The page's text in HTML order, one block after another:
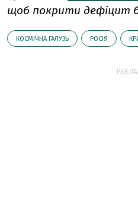
щоб покрити дефіцит
КОСМІЧНА ГАЛУЗЬ РОСІЯ